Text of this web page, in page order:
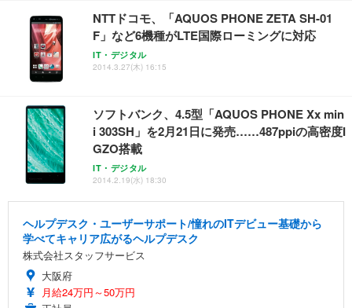
NTTドコモ、「AQUOS PHONE ZETA SH-01
F」など6機種がLTE国際ローミングに対応
IT・デジタル
2014.3.27(木) 16:15
ソフトバンク、4.5型「AQUOS PHONE Xx min
i 303SH」を2月21日に発売……487ppiの高密度I
GZO搭載
IT・デジタル
2014.2.19(水) 18:30
ヘルプデスク・ユーザーサポート/憧れのITデビュー基礎から
学べてキャリア広がるヘルプデスク
株式会社スタッフサービス
大阪府
月給24万円～50万円